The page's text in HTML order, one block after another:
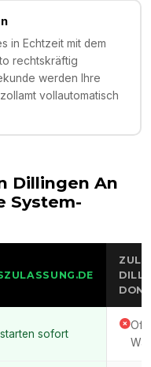
in Echtzeit mit dem
rechtskräftig
werden Ihre
vollautomatisch
Dillingen An
System-
starten sofort
Oft